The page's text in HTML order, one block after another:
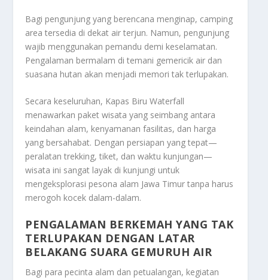
Bagi pengunjung yang berencana menginap, camping
area tersedia di dekat air terjun. Namun, pengunjung
wajib menggunakan pemandu demi keselamatan.
Pengalaman bermalam di temani gemericik air dan
suasana hutan akan menjadi memori tak terlupakan.
Secara keseluruhan, Kapas Biru Waterfall
menawarkan paket wisata yang seimbang antara
keindahan alam, kenyamanan fasilitas, dan harga
yang bersahabat. Dengan persiapan yang tepat—
peralatan trekking, tiket, dan waktu kunjungan—
wisata ini sangat layak di kunjungi untuk
mengeksplorasi pesona alam Jawa Timur tanpa harus
merogoh kocek dalam-dalam.
PENGALAMAN BERKEMAH YANG TAK
TERLUPAKAN DENGAN LATAR
BELAKANG SUARA GEMURUH AIR
Bagi para pecinta alam dan petualangan, kegiatan